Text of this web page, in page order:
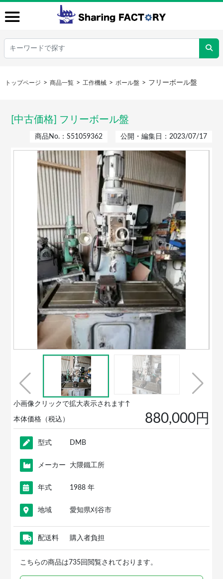
トップページ 商品一覧 工作機械 ボール盤 フリーボール盤
[中古価格] フリーボール盤
商品No.：S51059362 公開・編集日：2023/07/17
小画像クリックで拡大表示されます↑
本体価格（税込） 880,000円
型式 DMB
メーカー 大隈鐵工所
年式 1988 年
地域 愛知県刈谷市
配送料 購入者負担
こちらの商品は735回閲覧されております。